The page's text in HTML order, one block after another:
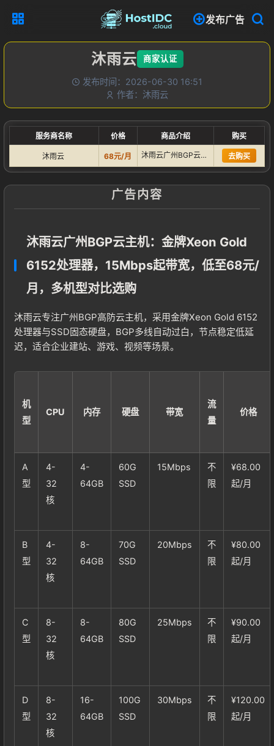
发布广告
沐雨云 商家认证
发布时间：2026-06-30 16:51
作者：沐雨云
服务商名称 价格 商品介绍 购买
沐雨云 68元/月 沐雨云广州BGP云主机：金牌Xeon Gold 6152处理… 去购买
广告内容
沐雨云广州BGP云主机：金牌Xeon Gold
6152处理器，15Mbps起带宽，低至68元/
月，多机型对比选购
沐雨云专注广州BGP高防云主机，采用金牌Xeon Gold 6152
处理器与SSD固态硬盘，BGP多线自动过白，节点稳定低延
迟，适合企业建站、游戏、视频等场景。
机
型
CPU 内存 硬盘 带宽
流
量
价格
A
型
4-
32
核
4-
64GB
60G
SSD
15Mbps
不
限
¥68.00
起/月
B
型
4-
32
核
8-
64GB
70G
SSD
20Mbps
不
限
¥80.00
起/月
C
型
8-
32
核
8-
64GB
80G
SSD
25Mbps
不
限
¥90.00
起/月
D
型
8-
32
核
16-
64GB
100G
SSD
30Mbps
不
限
¥120.00
起/月